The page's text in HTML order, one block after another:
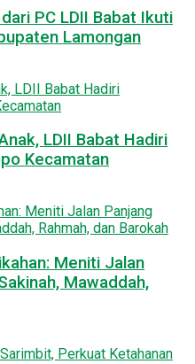
PC LDII Babat Ikuti
Lamongan
LDII Babat Hadiri
Kecamatan
Meniti Jalan
Mawaddah,